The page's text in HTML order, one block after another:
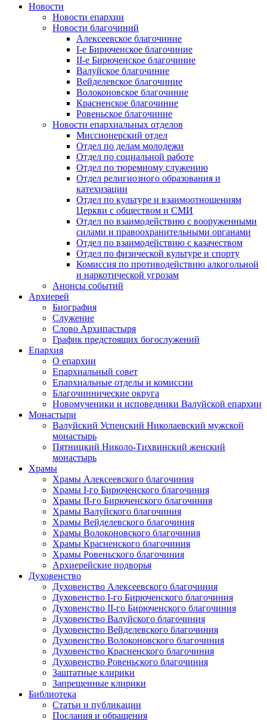
Новости
Новости епархии
Новости благочиний
Алексеевское благочиние
I-е Бирюченское благочиние
II-е Бирюченское благочиние
Валуйское благочиние
Вейделевское благочиние
Волоконовское благочиние
Красненское благочиние
Ровеньское благочиние
Новости епархиальных отделов
Миссионерский отдел
Отдел по делам молодежи
Отдел по социальной работе
Отдел по тюремному служению
Отдел религиозного образования и
катехизации
Отдел по культуре и взаимоотношениям
Церкви с обществом и СМИ
Отдел по взаимодействию с вооруженными
силами и правоохранительными органами
Отдел по взаимодействию с казачеством
Отдел по физической культуре и спорту
Комиссия по противодействию алкогольной
и наркотической угрозам
Анонсы событий
Архиерей
Биография
Служение
Слово Архипастыря
График предстоящих богослужений
Епархия
О епархии
Епархиальный совет
Епархиальные отделы и комиссии
Благочиннические округа
Новомученики и исповедники Валуйской епархии
Монастыри
Валуйский Успенский Николаевский мужской
монастырь
Пятницкий Николо-Тихвинский женский
монастырь
Храмы
Храмы Алексеевского благочиния
Храмы I-го Бирюченского благочиния
Храмы II-го Бирюченского благочиния
Храмы Валуйского благочиния
Храмы Вейделевского благочиния
Храмы Волоконовского благочиния
Храмы Красненского благочиния
Храмы Ровеньского благочиния
Архиерейские подворья
Духовенство
Духовенство Алексеевского благочиния
Духовенство I-го Бирюченского благочиния
Духовенство II-го Бирюченского благочиния
Духовенство Валуйского благочиния
Духовенство Вейделевского благочиния
Духовенство Волоконовского благочиния
Духовенство Красненского благочиния
Духовенство Ровеньского благочиния
Заштатные клирики
Запрещенные клирики
Библиотека
Статьи и публикации
Послания и обращения